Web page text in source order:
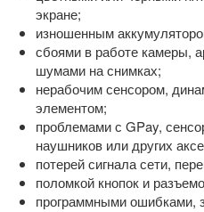
экране;
изношенным
сбоями в работе камеры,
шумами на снимках;
нерабочим сенсором,
элементом;
проблемами с GPay,
наушников или других
потерей сигнала сети,
поломкой кнопок и
программными ошибками,